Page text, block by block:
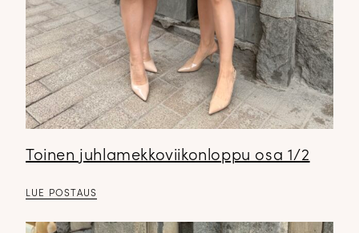
Toinen juhlamekkoviikonloppu osa 1/2
LUE POSTAUS